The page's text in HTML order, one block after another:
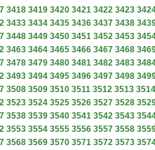
3418 3419 3420 3421 3422 3423
3433 3434 3435 3436 3437 3438
3448 3449 3450 3451 3452 3453
3463 3464 3465 3466 3467 3468
3478 3479 3480 3481 3482 3483
3493 3494 3495 3496 3497 3498
3508 3509 3510 3511 3512 3513 3514
3523 3524 3525 3526 3527 3528
3538 3539 3540 3541 3542 3543
3553 3554 3555 3556 3557 3558
3568 3569 3570 3571 3572 3573